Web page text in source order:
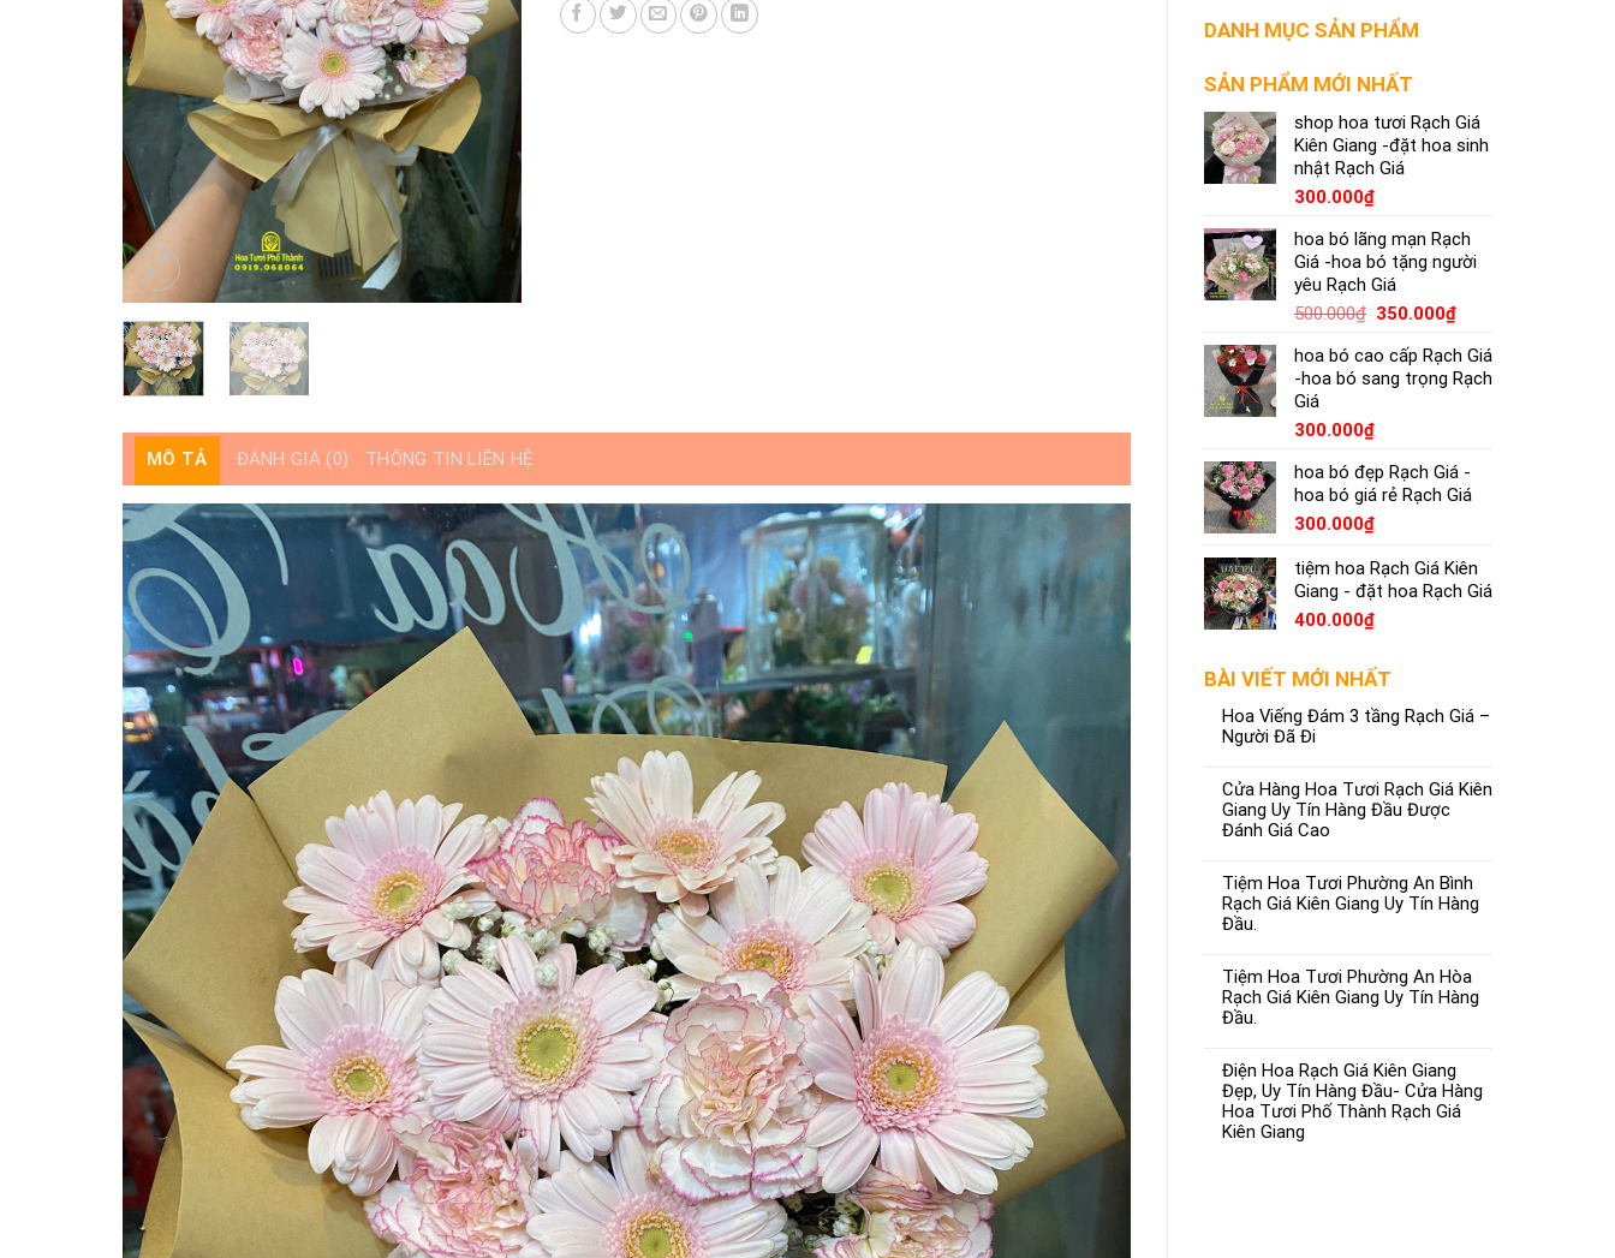
DANH MỤC SẢN PHẨM
SẢN PHẨM MỚI NHẤT
shop hoa tươi Rạch Giá
Kiên Giang -đặt hoa sinh
nhật Rạch Giá
300.000₫
hoa bó lãng mạn Rạch
Giá -hoa bó tặng người
yêu Rạch Giá
500.000₫ 350.000₫
hoa bó cao cấp Rạch Giá
-hoa bó sang trọng Rạch
Giá
300.000₫
hoa bó đẹp Rạch Giá -
hoa bó giá rẻ Rạch Giá
300.000₫
tiệm hoa Rạch Giá Kiên
Giang - đặt hoa Rạch Giá
400.000₫
BÀI VIẾT MỚI NHẤT
Hoa Viếng Đám 3 tầng Rạch Giá –
Người Đã Đi
Cửa Hàng Hoa Tươi Rạch Giá Kiên
Giang Uy Tín Hàng Đầu Được
Đánh Giá Cao
Tiệm Hoa Tươi Phường An Bình
Rạch Giá Kiên Giang Uy Tín Hàng
Đầu.
Tiệm Hoa Tươi Phường An Hòa
Rạch Giá Kiên Giang Uy Tín Hàng
Đầu.
Điện Hoa Rạch Giá Kiên Giang
Đẹp, Uy Tín Hàng Đầu- Cửa Hàng
Hoa Tươi Phố Thành Rạch Giá
Kiên Giang
MÔ TẢ ĐÁNH GIÁ (0) THÔNG TIN LIÊN HỆ